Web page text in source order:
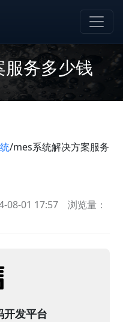
务多少钱
/mes系统解决方案服务
08-01 17:57
浏览量：
开发平台